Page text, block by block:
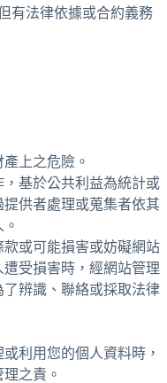
有法律依據或合約義務
上之危險。
基於公共利益為統計或
供者處理或蒐集者依其
或可能損害或妨礙網站
受損害時，經網站管理
辨識、聯絡或採取法律
利用您的個人資料時，
之責。